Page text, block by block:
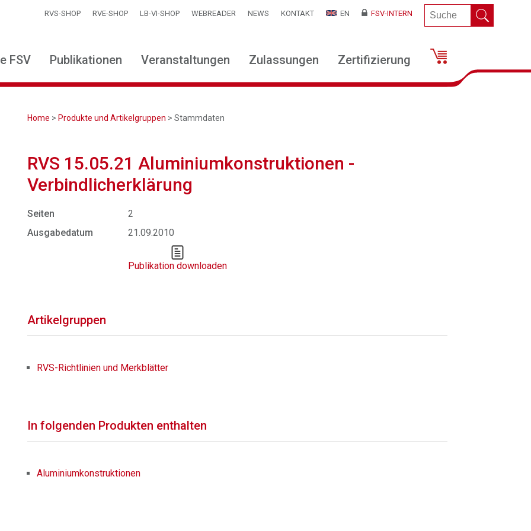
RVS-SHOP RVE-SHOP LB-VI-SHOP WEBREADER NEWS KONTAKT EN FSV-INTERN
FSV Publikationen Veranstaltungen Zulassungen Zertifizierung
Home > Produkte und Artikelgruppen > Stammdaten
RVS 15.05.21 Aluminiumkonstruktionen -
Verbindlicherklärung
Seiten
2
Ausgabedatum
21.09.2010
Publikation downloaden
Artikelgruppen
RVS-Richtlinien und Merkblätter
In folgenden Produkten enthalten
Aluminiumkonstruktionen